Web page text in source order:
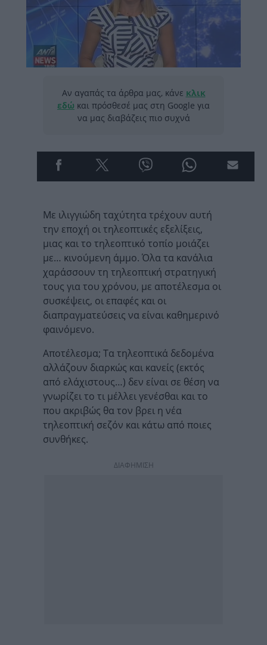
Αν αγαπάς τα άρθρα μας, κάνε κλικ
εδώ και πρόσθεσέ μας στη Google για
να μας διαβάζεις πιο συχνά
Με ιλιγγιώδη ταχύτητα τρέχουν αυτή
την εποχή οι τηλεοπτικές εξελίξεις,
μιας και το τηλεοπτικό τοπίο μοιάζει
με… κινούμενη άμμο. Όλα τα κανάλια
χαράσσουν τη τηλεοπτική στρατηγική
τους για του χρόνου, με αποτέλεσμα οι
συσκέψεις, οι επαφές και οι
διαπραγματεύσεις να είναι καθημερινό
φαινόμενο.
Αποτέλεσμα; Τα τηλεοπτικά δεδομένα
αλλάζουν διαρκώς και κανείς (εκτός
από ελάχιστους…) δεν είναι σε θέση να
γνωρίζει το τι μέλλει γενέσθαι και το
που ακριβώς θα τον βρει η νέα
τηλεοπτική σεζόν και κάτω από ποιες
συνθήκες.
ΔΙΑΦΗΜΙΣΗ